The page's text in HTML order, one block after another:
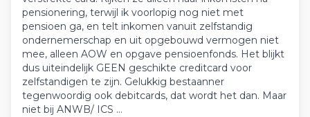
pensionering, terwijl ik voorlopig nog niet met
pensioen ga, en telt inkomen vanuit zelfstandig
ondernemerschap en uit opgebouwd vermogen niet
mee, alleen AOW en opgave pensioenfonds. Het blijkt
dus uiteindelijk GEEN geschikte creditcard voor
zelfstandigen te zijn. Gelukkig bestaanner
tegenwoordig ook debitcards, dat wordt het dan. Maar
niet bij ANWB/ ICS …